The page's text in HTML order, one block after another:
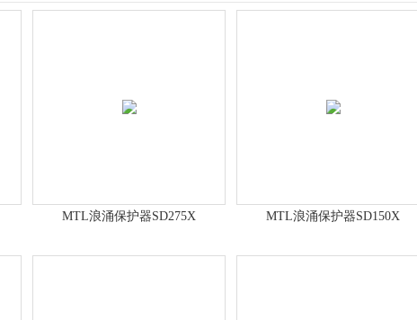
MTL浪涌保护器SD275X MTL浪涌保护器SD150X